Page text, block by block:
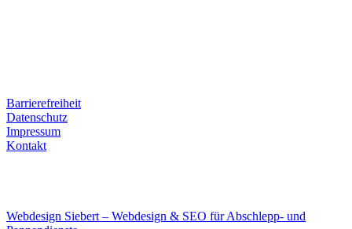
Barrierefreiheit
Datenschutz
Impressum
Kontakt
Webdesign Siebert – Webdesign & SEO für Abschlepp- und